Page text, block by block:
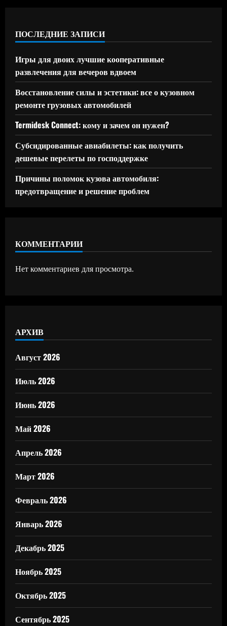
ПОСЛЕДНИЕ ЗАПИСИ
Игры для двоих лучшие кооперативные
развлечения для вечеров вдвоем
Восстановление силы и эстетики: все о кузовном
ремонте грузовых автомобилей
Termidesk Connect: кому и зачем он нужен?
Субсидированные авиабилеты: как получить
дешевые перелеты по господдержке
Причины поломок кузова автомобиля:
предотвращение и решение проблем
КОММЕНТАРИИ
Нет комментариев для просмотра.
АРХИВ
Август 2026
Июль 2026
Июнь 2026
Май 2026
Апрель 2026
Март 2026
Февраль 2026
Январь 2026
Декабрь 2025
Ноябрь 2025
Октябрь 2025
Сентябрь 2025